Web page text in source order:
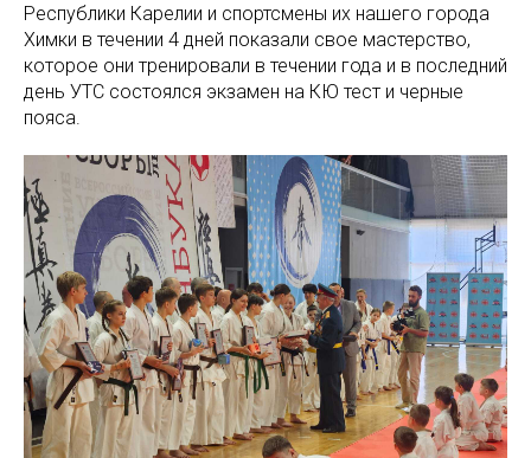
Республики Карелии и спортсмены их нашего города
Химки в течении 4 дней показали свое мастерство,
которое они тренировали в течении года и в последний
день УТС состоялся экзамен на КЮ тест и черные
пояса.